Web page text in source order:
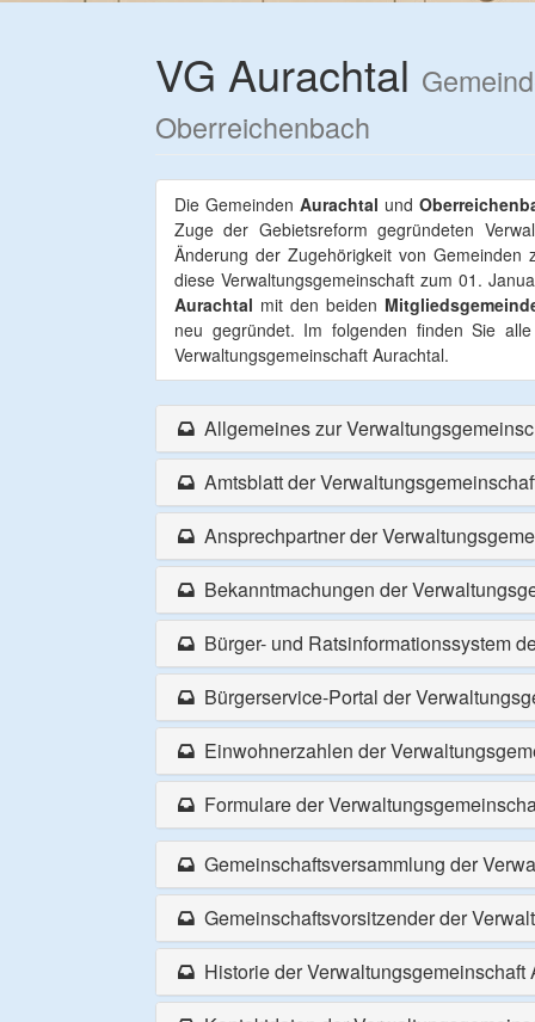
VG Aurachtal
Oberreichenbach
Die Gemeinden Aurachtal und
Zuge der Gebietsreform gegründeten
Änderung der Zugehörigkeit von Gemeinden
diese Verwaltungsgemeinschaft zum 01.
Aurachtal mit den beiden
neu gegründet. Im folgenden finden Sie
Verwaltungsgemeinschaft Aurachtal.
Allgemeines zur
Amtsblatt der
Ansprechpartner der
Bekanntmachungen der
Bürger- und Ratsinformationssystem
Bürgerservice-Portal der
Einwohnerzahlen der
Formulare der
Gemeinschaftsversammlung der
Gemeinschaftsvorsitzender der
Historie der Verwaltungsgemeinschaft